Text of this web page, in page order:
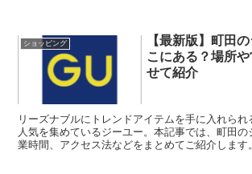
ショッピング
【最新版】町田
こにある？場所
せて紹介
リーズナブルにトレンドアイテムを手に入れら
人気を集めているジーユー。本記事では、町田
業時間、アクセス法などをまとめてご紹介します。 場所は？駐